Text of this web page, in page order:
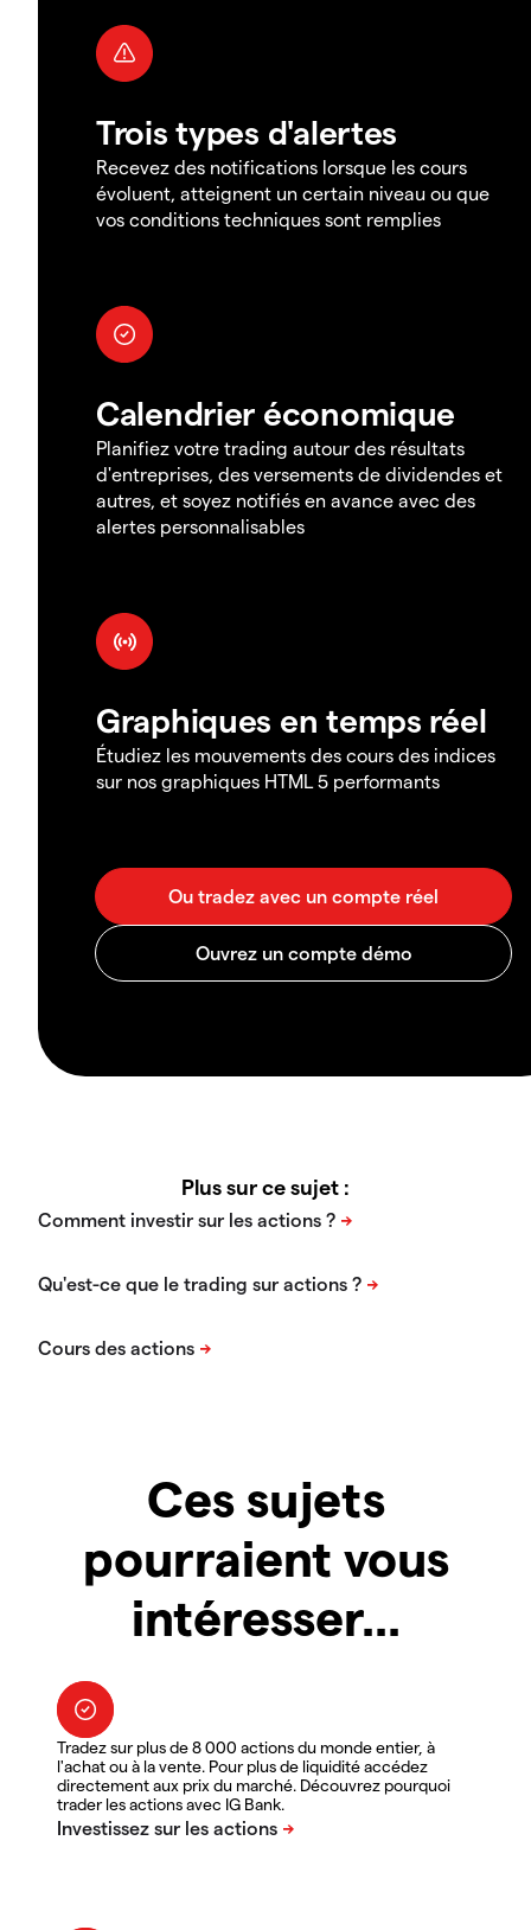
Trois types d'alertes
Recevez des notifications lorsque les cours
évoluent, atteignent un certain niveau ou que
vos conditions techniques sont remplies
Calendrier économique
Planifiez votre trading autour des résultats
d'entreprises, des versements de dividendes et
autres, et soyez notifiés en avance avec des
alertes personnalisables
Graphiques en temps réel
Étudiez les mouvements des cours des indices
sur nos graphiques HTML 5 performants
Plus sur ce sujet :
Ces sujets
pourraient vous
intéresser...
Tradez sur plus de 8 000 actions du monde entier, à
l'achat ou à la vente. Pour plus de liquidité accédez
directement aux prix du marché. Découvrez pourquoi
trader les actions avec IG Bank.